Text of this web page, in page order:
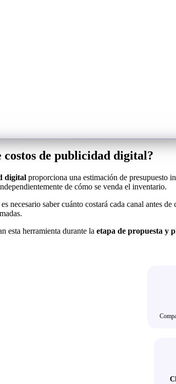
costos de publicidad digital?
digital proporciona una estimación de presupuesto
de cómo se venda el inventario.
es necesario saber cuánto costará cada canal antes
esta herramienta durante la etapa de propuesta y